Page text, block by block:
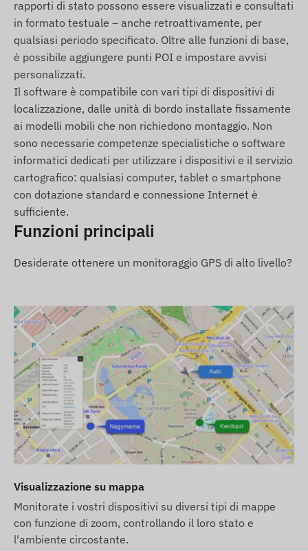
rendszerekkel és a mobilszolgáltatók hálózatával.
Az adatok továbbítása a benne elhelyezett
(cserélhető) nano SIM kártya segítségével
történik. A pozíciók és az állapotadatok
lekérdezhetők SMS-ben vagy online nyomkövető
alkalmazáson keresztül a világ bármely pontjáról.
Működési régió
4G: Világ
2G: Világ
Vásárlási opciók
Ha csak készüléket vásárol (szoftver előfizetést
nem), azt a gyári beállításokkal adjuk át. A
(feltöltés, éves adategyeztetés) Önnek kell
gondoskodnia.
Ha a készülék mellett szoftver előfizetést is
vásárol, de SIM kártyát nem, akkor a készüléket
már a szoftverünkben regisztrálva, működésre
készen adjuk át. A SIM kártya beszerzése,
beállítása és üzemeltetése azonban továbbra is
az Ön feladata.
Ha a készülék és szoftver előfizetés mellett a
készüléket és a SIM kártyát a szoftverrel
együttműködésre készen adjuk át és a kártya
folyamatos üzemben tartásáról is mi
gondoskodunk – Önnek ez utóbbival
rapporti di stato possono essere visualizzati e consultati
in formato testuale – anche retroattivamente, per
qualsiasi periodo specificato. Oltre alle funzioni di base,
è possibile aggiungere punti POI e impostare avvisi
personalizzati.
Il software è compatibile con vari tipi di dispositivi di
localizzazione, dalle unità di bordo installate fissamente
ai modelli mobili che non richiedono montaggio. Non
sono necessarie competenze specialistiche o software
informatici dedicati per utilizzare i dispositivi e il servizio
cartografico: qualsiasi computer, tablet o smartphone
con dotazione standard e connessione Internet è
sufficiente.
Funzioni principali
Desiderate ottenere un monitoraggio GPS di alto livello?
Visualizzazione su mappa
Monitorate i vostri dispositivi su diversi tipi di mappe
con funzione di zoom, controllando il loro stato e
l'ambiente circostante.